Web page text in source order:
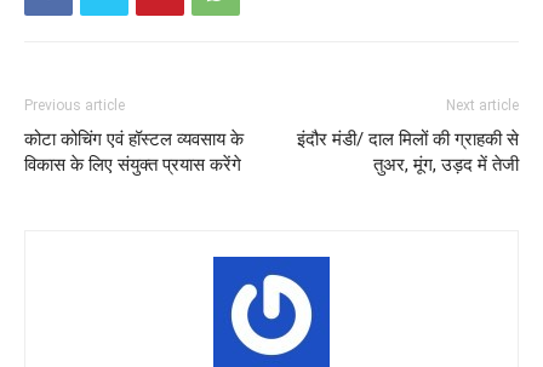
Previous article
कोटा कोचिंग एवं हॉस्टल व्यवसाय के
विकास के लिए संयुक्त प्रयास करेंगे
Next article
इंदौर मंडी/ दाल मिलों की ग्राहकी से
तुअर, मूंग, उड़द में तेजी